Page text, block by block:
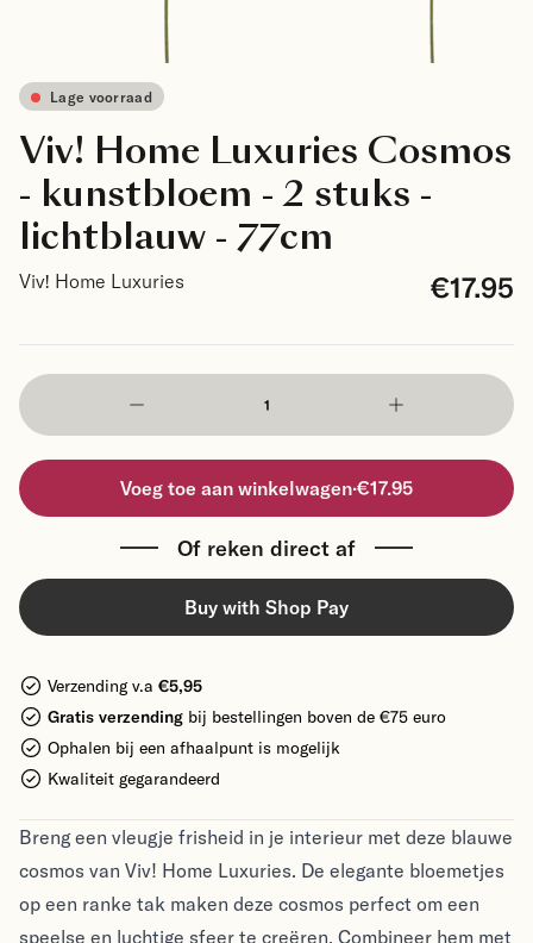
Lage voorraad
Viv! Home Luxuries Cosmos
- kunstbloem - 2 stuks -
lichtblauw - 77cm
Viv! Home Luxuries €17.95
Voeg toe aan winkelwagen·€17.95
Of reken direct af
Buy with Shop Pay
Verzending v.a €5,95
Gratis verzending bij bestellingen boven de €75 euro
Ophalen bij een afhaalpunt is mogelijk
Kwaliteit gegarandeerd
Breng een vleugje frisheid in je interieur met deze blauwe
cosmos van Viv! Home Luxuries. De elegante bloemetjes
op een ranke tak maken deze cosmos perfect om een
speelse en luchtige sfeer te creëren. Combineer hem met